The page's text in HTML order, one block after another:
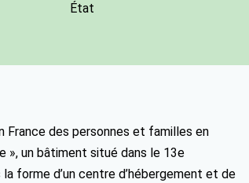
État
France des personnes et familles en
», un bâtiment situé dans le 13e
la forme d’un centre d’hébergement et de